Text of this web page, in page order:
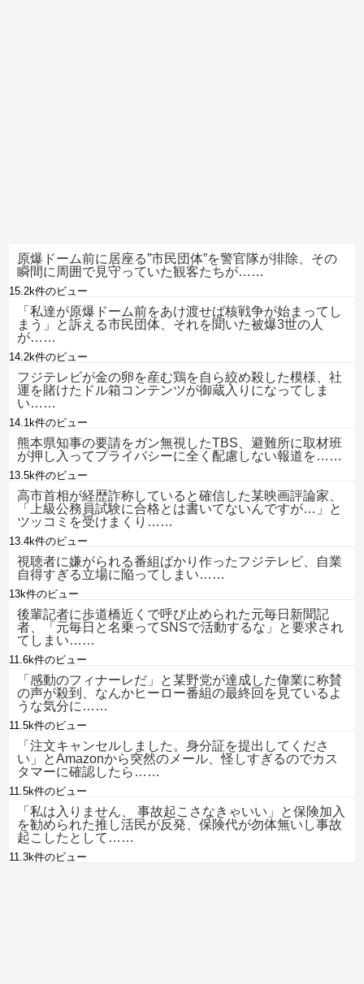
原爆ドーム前に居座る”市民団体”を警官隊が排除、その
瞬間に周囲で見守っていた観客たちが……
15.2k件のビュー
「私達が原爆ドーム前をあけ渡せば核戦争が始まってし
まう」と訴える市民団体、それを聞いた被爆3世の人
が……
14.2k件のビュー
フジテレビが金の卵を産む鶏を自ら絞め殺した模様、社
運を賭けたドル箱コンテンツが御蔵入りになってしま
い……
14.1k件のビュー
熊本県知事の要請をガン無視したTBS、避難所に取材班
が押し入ってプライバシーに全く配慮しない報道を……
13.5k件のビュー
高市首相が経歴詐称していると確信した某映画評論家、
「上級公務員試験に合格とは書いてないんですが…」と
ツッコミを受けまくり……
13.4k件のビュー
視聴者に嫌がられる番組ばかり作ったフジテレビ、自業
自得すぎる立場に陥ってしまい……
13k件のビュー
後輩記者に歩道橋近くで呼び止められた元毎日新聞記
者、「元毎日と名乗ってSNSで活動するな」と要求され
てしまい……
11.6k件のビュー
「感動のフィナーレだ」と某野党が達成した偉業に称賛
の声が殺到、なんかヒーロー番組の最終回を見ているよ
うな気分に……
11.5k件のビュー
「注文キャンセルしました。身分証を提出してくださ
い」とAmazonから突然のメール、怪しすぎるのでカス
タマーに確認したら……
11.5k件のビュー
「私は入りません、 事故起こさなきゃいい」と保険加入
を勧められた推し活民が反発、保険代が勿体無いし事故
起こしたとして……
11.3k件のビュー